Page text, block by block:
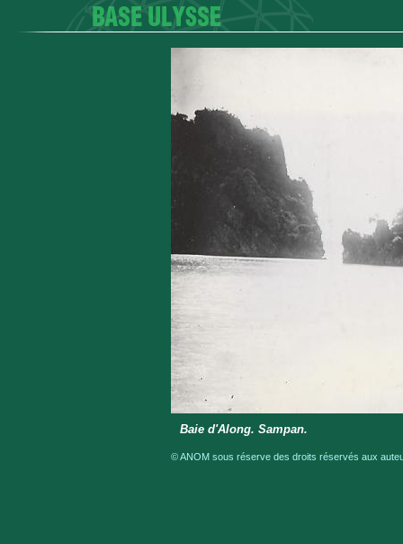
Baie d'Along. Sampan.
© ANOM sous réserve des droits réservés aux